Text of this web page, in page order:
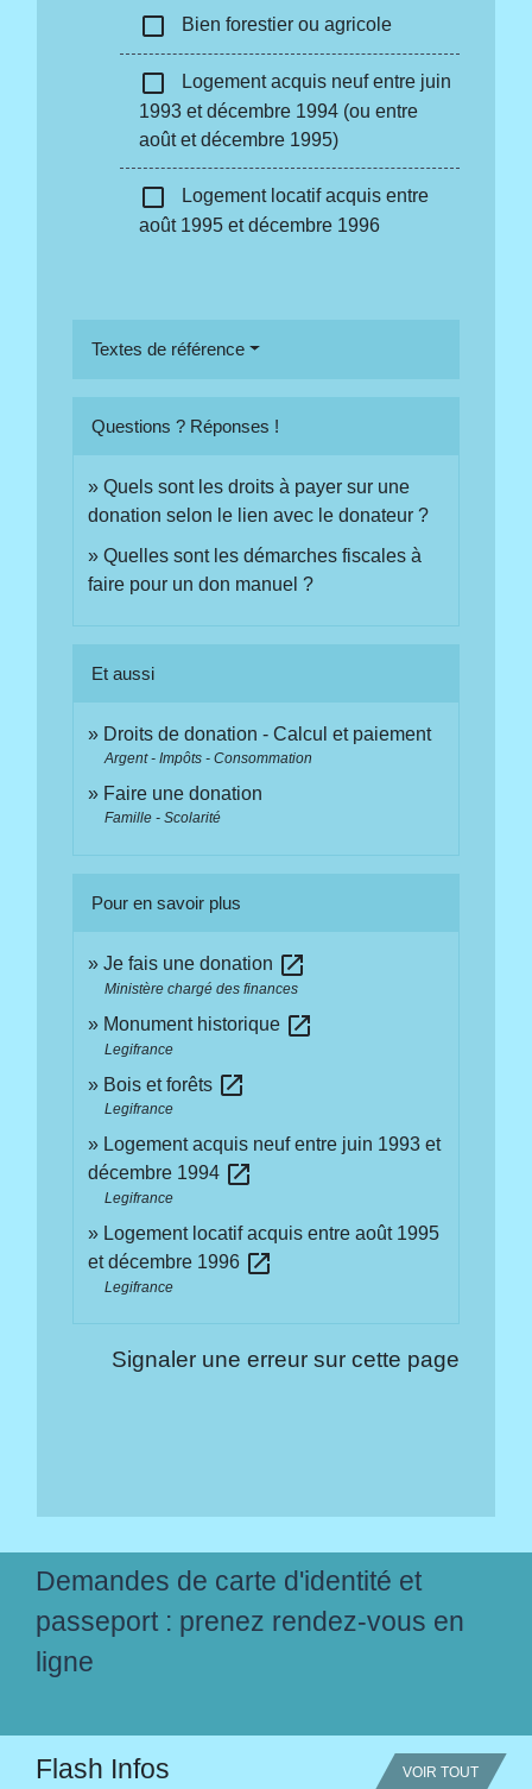
check_box_outline_blank Bien forestier ou agricole
check_box_outline_blank
Logement acquis neuf entre juin
1993 et décembre 1994 (ou entre
août et décembre 1995)
check_box_outline_blank
Logement locatif acquis entre
août 1995 et décembre 1996
Textes de référence
Questions ? Réponses !
Quels sont les droits à payer sur une
donation selon le lien avec le donateur ?
Quelles sont les démarches fiscales à
faire pour un don manuel ?
Et aussi
Droits de donation - Calcul et paiement
Argent - Impôts - Consommation
Faire une donation
Famille - Scolarité
Pour en savoir plus
Je fais une donation open_in_new
Ministère chargé des finances
Monument historique open_in_new
Legifrance
Bois et forêts open_in_new
Legifrance
Logement acquis neuf entre juin 1993 et
décembre 1994 open_in_new
Legifrance
Logement locatif acquis entre août 1995
et décembre 1996 open_in_new
Legifrance
Signaler une erreur sur cette page
Demandes de carte d'identité et
passeport : prenez rendez-vous en
ligne
Flash Infos VOIR TOUT